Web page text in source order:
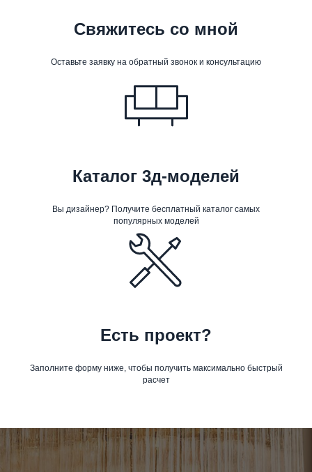
Свяжитесь со мной
Оставьте заявку на обратный звонок и консультацию
Каталог 3д-моделей
Вы дизайнер? Получите бесплатный каталог самых
популярных моделей
Есть проект?
Заполните форму ниже, чтобы получить максимально быстрый
расчет